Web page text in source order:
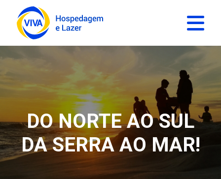
DO NORTE AO SUL
DA SERRA AO MAR!